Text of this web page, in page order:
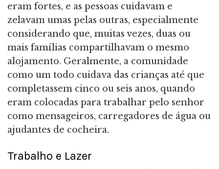
eram fortes, e as pessoas cuidavam e
zelavam umas pelas outras, especialmente
considerando que, muitas vezes, duas ou
mais famílias compartilhavam o mesmo
alojamento. Geralmente, a comunidade
como um todo cuidava das crianças até que
completassem cinco ou seis anos, quando
eram colocadas para trabalhar pelo senhor
como mensageiros, carregadores de água ou
ajudantes de cocheira.
Trabalho e Lazer